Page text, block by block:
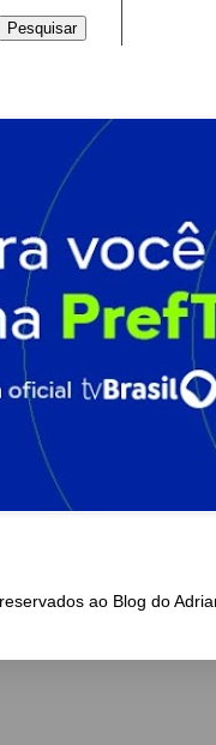
ao Blog do